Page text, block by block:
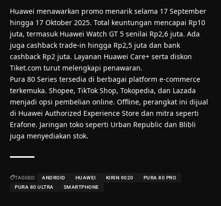
Huawei menawarkan promo menarik selama 17 September
hingga 17 Oktober 2025. Total keuntungan mencapai Rp10
juta, termasuk Huawei Watch GT 5 senilai Rp2,6 juta. Ada
juga cashback trade-in hingga Rp2,5 juta dan bank
cashback Rp2 juta. Layanan Huawei Care+ serta diskon
Tiket.com turut melengkapi penawaran.
Pura 80 Series tersedia di berbagai platform e-commerce
terkemuka. Shopee, TikTok Shop, Tokopedia, dan Lazada
menjadi opsi pembelian online. Offline, perangkat ini dijual
di Huawei Authorized Experience Store dan mitra seperti
Erafone. Jaringan toko seperti Urban Republic dan Blibli
juga menyediakan stok.
TAGGED: ANDROID HUAWEI KIRIN 9020
PURA 80 PRO
PURA 80 ULTRA
SMARTPHONE